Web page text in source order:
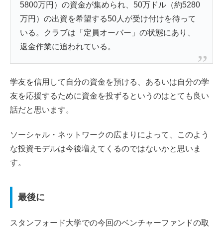
5800万円）の資金が集められ、50万ドル（約5280
万円）の出資を希望する50人が受け付けを待って
いる。クラブは「定員オーバー」の状態にあり、
返金作業に追われている。
学友を信用して自分の資金を預ける、あるいは自分の学
友を応援するために資金を投ずるというのはとても良い
話だと思います。
ソーシャル・ネットワークの広まりによって、このよう
な投資モデルは今後増えてくるのではないかと思いま
す。
最後に
スタンフォード大学での今回のベンチャーファンドの取